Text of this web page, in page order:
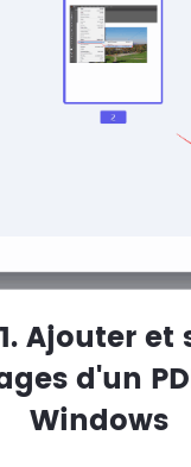
Ajouter
d'un
Windows